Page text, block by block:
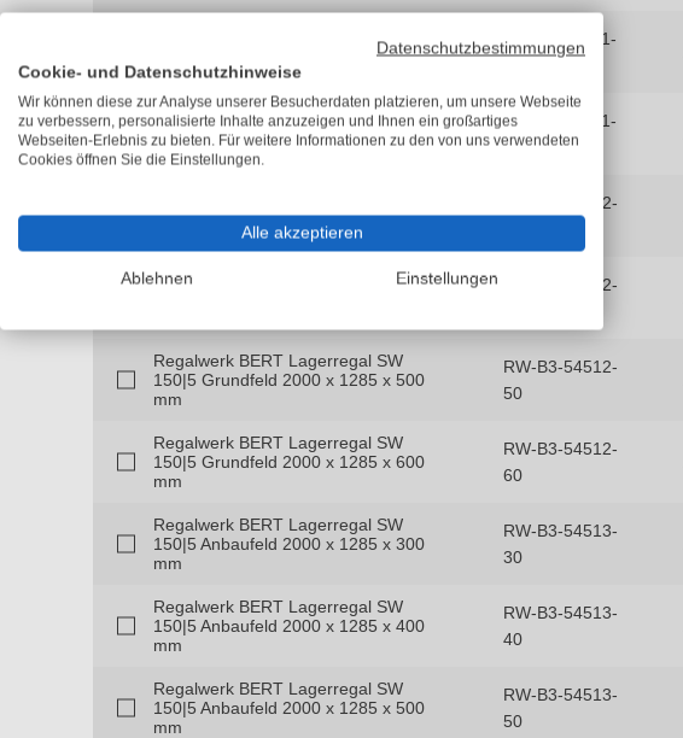
150|5 Anbaufeld 2000 x 1005 x 500
mm
RW-B3-54511-
Regalwerk BERT Lagerregal SW
150|5 Anbaufeld 2000 x 1005 x 600
mm
RW-B3-54511-
60
150|5 Grundfeld 2000 x 1285 x 300
RW-B3-54512-
Regalwerk BERT Lagerregal SW
RW-B3-54512-
Regalwerk BERT Lagerregal SW
150|5 Grundfeld 2000 x 1285 x 500
mm
RW-B3-54512-
50
Regalwerk BERT Lagerregal SW
150|5 Grundfeld 2000 x 1285 x 600
mm
RW-B3-54512-
60
Regalwerk BERT Lagerregal SW
150|5 Anbaufeld 2000 x 1285 x 300
mm
RW-B3-54513-
30
Regalwerk BERT Lagerregal SW
150|5 Anbaufeld 2000 x 1285 x 400
mm
RW-B3-54513-
40
Regalwerk BERT Lagerregal SW
150|5 Anbaufeld 2000 x 1285 x 500
mm
RW-B3-54513-
50
Datenschutzbestimmungen
Cookie- und Datenschutzhinweise
Wir können diese zur Analyse unserer Besucherdaten platzieren, um unsere Webseite
zu verbessern, personalisierte Inhalte anzuzeigen und Ihnen ein großartiges
Webseiten-Erlebnis zu bieten. Für weitere Informationen zu den von uns verwendeten
Cookies öffnen Sie die Einstellungen.
Alle akzeptieren
Ablehnen Einstellungen